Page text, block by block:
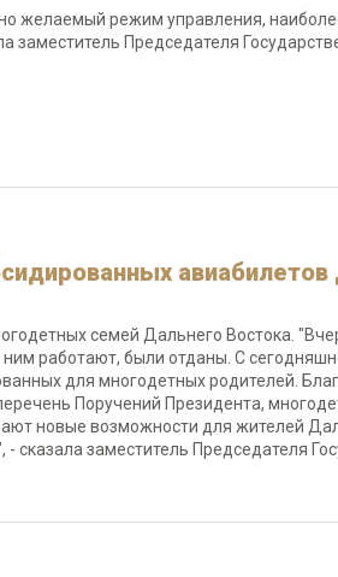
желаемый режим управления,
заместитель Председателя
авиабилетов
семей Дальнего Востока.
работают, были отданы. С
для многодетных родителей.
Поручений Президента,
новые возможности для жителей
заместитель Председателя